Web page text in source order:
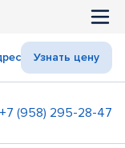
Узнать цену
+7 (958) 295-28-47